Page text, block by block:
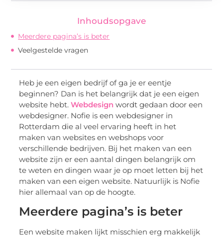
Inhoudsopgave
Meerdere pagina’s is beter
Veelgestelde vragen
Heb je een eigen bedrijf of ga je er eentje
beginnen? Dan is het belangrijk dat je een eigen
website hebt.Webdesign wordt gedaan door een
webdesigner. Nofie is een webdesigner in
Rotterdam die al veel ervaring heeft in het
maken van websites en webshops voor
verschillende bedrijven. Bij het maken van een
website zijn er een aantal dingen belangrijk om
te weten en dingen waar je op moet letten bij het
maken van een eigen website. Natuurlijk is Nofie
hier allemaal van op de hoogte.
Meerdere pagina’s is beter
Een website maken lijkt misschien erg makkelijk